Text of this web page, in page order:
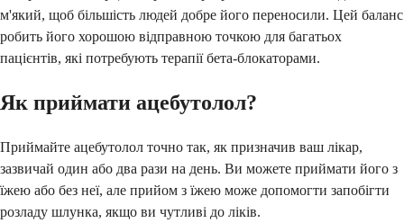
м'який, щоб більшість людей добре його переносили. Цей баланс
робить його хорошою відправною точкою для багатьох
пацієнтів, які потребують терапії бета-блокаторами.
Як приймати ацебутолол?
Приймайте ацебутолол точно так, як призначив ваш лікар,
зазвичай один або два рази на день. Ви можете приймати його з
їжею або без неї, але прийом з їжею може допомогти запобігти
розладу шлунка, якщо ви чутливі до ліків.